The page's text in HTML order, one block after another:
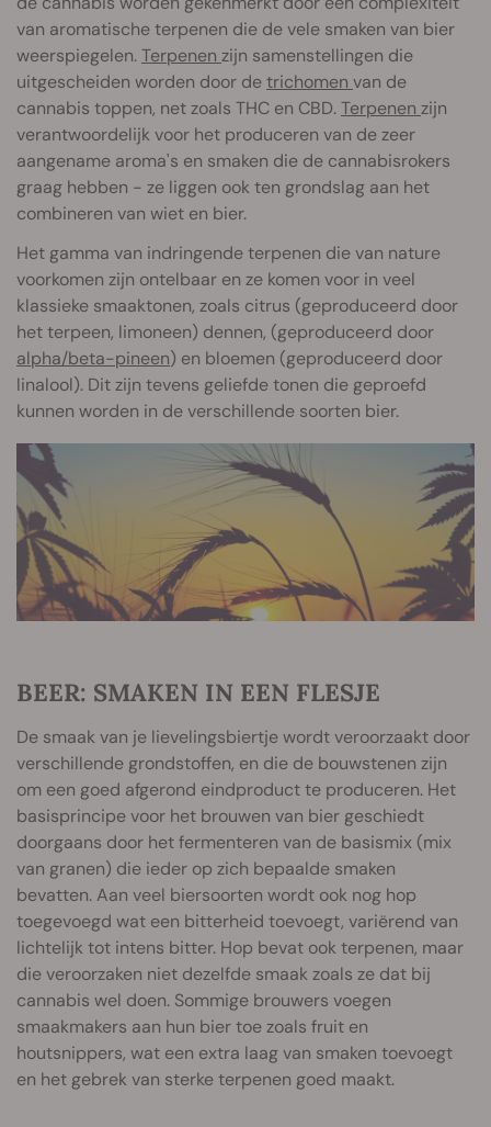
van aromatische terpenen die de vele smaken van bier
weerspiegelen.Terpenen zijn samenstellingen die
uitgescheiden worden door detrichomen van de
cannabis toppen, net zoals THC en CBD.Terpenen zijn
verantwoordelijk voor het produceren van de zeer
aangename aroma's en smaken die de cannabisrokers
graag hebben - ze liggen ook ten grondslag aan het
combineren van wiet en bier.
Het gamma van indringende terpenen die van nature
voorkomen zijn ontelbaar en ze komen voor in veel
klassieke smaaktonen, zoals citrus (geproduceerd door
het terpeen, limoneen) dennen, (geproduceerd door
alpha/beta-pineen) en bloemen (geproduceerd door
linalool). Dit zijn tevens geliefde tonen die geproefd
kunnen worden in de verschillende soorten bier.
BEER: SMAKEN IN EEN FLESJE
De smaak van je lievelingsbiertje wordt veroorzaakt door
verschillende grondstoffen, en die de bouwstenen zijn
om een goed afgerond eindproduct te produceren. Het
basisprincipe voor het brouwen van bier geschiedt
doorgaans door het fermenteren van de basismix (mix
van granen) die ieder op zich bepaalde smaken
bevatten. Aan veel biersoorten wordt ook nog hop
toegevoegd wat een bitterheid toevoegt, variërend van
lichtelijk tot intens bitter. Hop bevat ook terpenen, maar
die veroorzaken niet dezelfde smaak zoals ze dat bij
cannabis wel doen. Sommige brouwers voegen
smaakmakers aan hun bier toe zoals fruit en
houtsnippers, wat een extra laag van smaken toevoegt
en het gebrek van sterke terpenen goed maakt.